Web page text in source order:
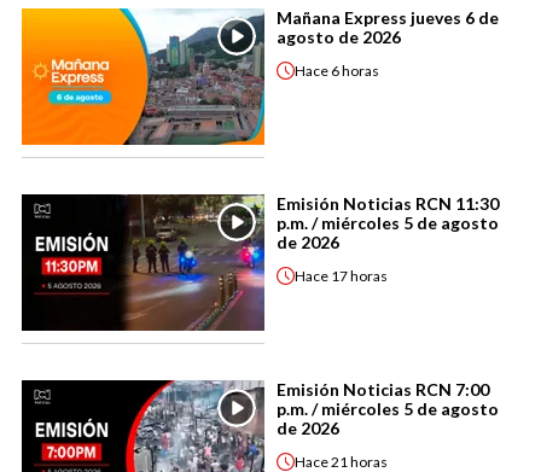
Mañana Express jueves 6 de
agosto de 2026
Hace 6 horas
Emisión Noticias RCN 11:30
p.m. / miércoles 5 de agosto
de 2026
Hace 17 horas
Emisión Noticias RCN 7:00
p.m. / miércoles 5 de agosto
de 2026
Hace21 horas